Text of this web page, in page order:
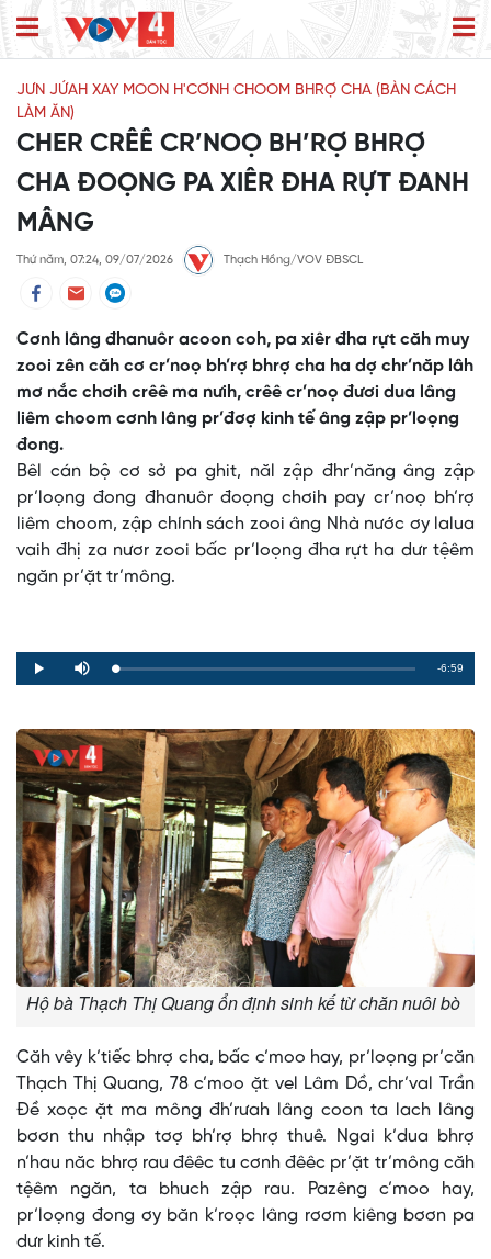
JƯN JỨAH XAY MOON H'CƠNH CHOOM BHRỢ CHA (BÀN CÁCH
LÀM ĂN)
CHER CRÊÊ CR’NOỌ BH’RỢ BHRỢ
CHA ĐOỌNG PA XIÊR ĐHA RỰT ĐANH
MÂNG
Thứ năm, 07:24, 09/07/2026 Thạch Hồng/VOV ĐBSCL
Cơnh lâng đhanuôr acoon coh, pa xiêr đha rựt căh muy
zooi zên căh cơ cr’noọ bh’rợ bhrợ cha ha dợ chr’năp lâh
mơ nắc chơih crêê ma nưih, crêê cr’noọ đươi dua lâng
liêm choom cơnh lâng pr’đơợ kinh tế âng zập pr’loọng
đong.
Bêl cán bộ cơ sở pa ghit, năl zập đhr’năng âng zập
pr’loọng đong đhanuôr đoọng chơih pay cr’noọ bh’rợ
liêm choom, zập chính sách zooi âng Nhà nước ơy lalua
vaih đhị za nươr zooi bấc pr’loọng đha rựt ha dưr tệêm
ngăn pr’ặt tr’mông.
Play Mute Loaded:
0%
Progress:
0%
Remaining
-6:59
Hộ bà Thạch Thị Quang ổn định sinh kế từ chăn nuôi bò
Căh vêy k’tiếc bhrợ cha, bấc c’moo hay, pr’loọng pr’căn
Thạch Thị Quang, 78 c’moo ặt vel Lâm Dồ, chr’val Trần
Đề xoọc ặt ma mông đh’rưah lâng coon ta lach lâng
bơơn thu nhập tơợ bh’rợ bhrợ thuê. Ngai k’dua bhrợ
n’hau năc bhrợ rau đêêc tu cơnh đêêc pr’ặt tr’mông căh
tệêm ngăn, ta bhuch zập rau. Pazêng c’moo hay,
pr’loọng đong ơy băn k’roọc lâng rơơm kiêng bơơn pa
dưr kinh tế.